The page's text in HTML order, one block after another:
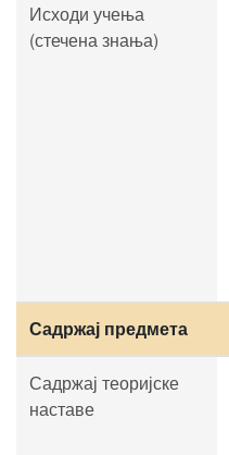
Исходи учења
(стечена знања)
Садржај предмета
Садржај теоријске
наставе